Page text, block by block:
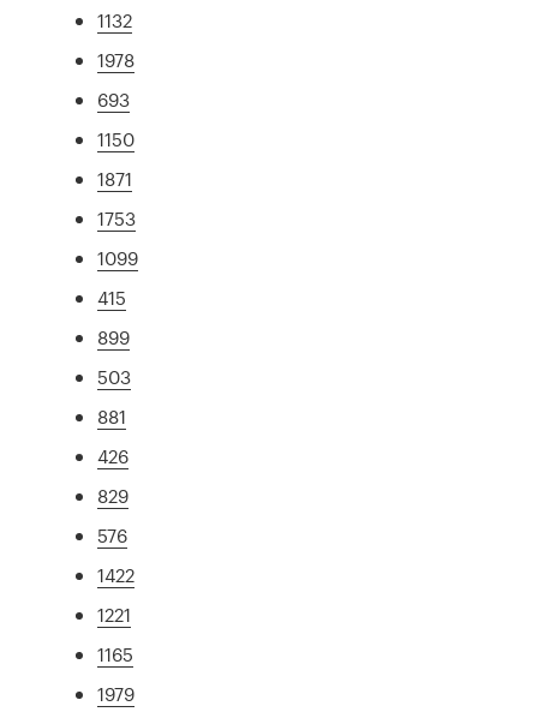
1132
1978
693
1150
1871
1753
1099
415
899
503
881
426
829
576
1422
1221
1165
1979